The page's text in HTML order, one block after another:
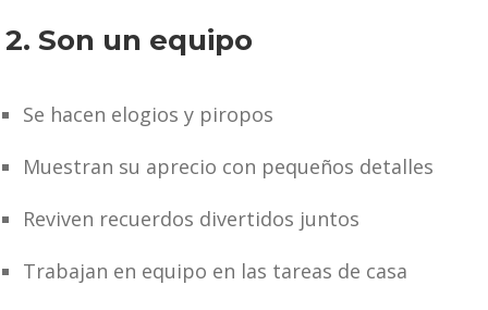
2. Son un equipo
Se hacen elogios y piropos
Muestran su aprecio con pequeños detalles
Reviven recuerdos divertidos juntos
Trabajan en equipo en las tareas de casa